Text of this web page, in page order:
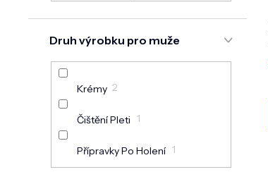
Masky Na Pleť26
7
Hydroláty, Micelární Vody
Peelingy 6
Druh výrobku pro muže
Krémy 2
Čištění Pleti 1
Přípravky Po Holení 1